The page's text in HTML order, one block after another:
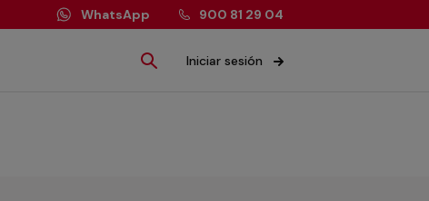
WhatsApp 900 81 29 04
Iniciar sesión